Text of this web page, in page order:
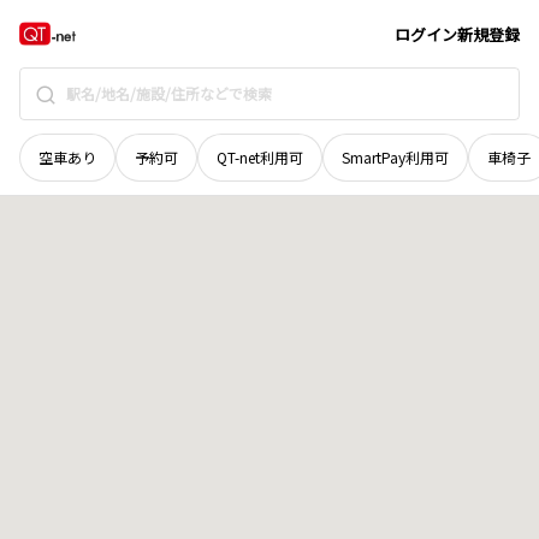
ログイン新規登録
空車あり 予約可 QT-net利用可 SmartPay利用可 車椅子
奈良県